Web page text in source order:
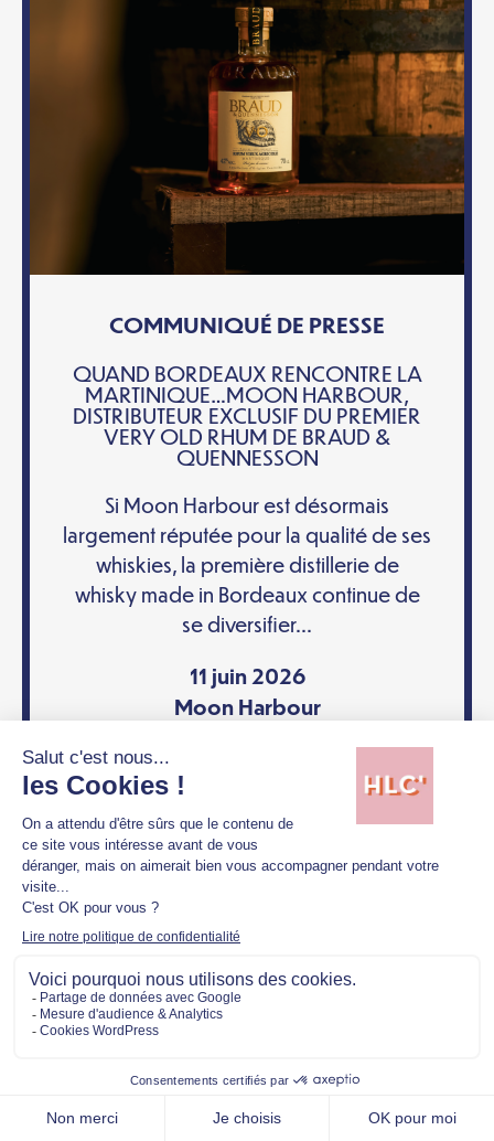
COMMUNIQUÉ DE PRESSE
QUAND BORDEAUX RENCONTRE LA
MARTINIQUE…MOON HARBOUR,
DISTRIBUTEUR EXCLUSIF DU PREMIER
VERY OLD RHUM DE BRAUD &
QUENNESSON
Si Moon Harbour est désormais
largement réputée pour la qualité de ses
whiskies, la première distillerie de
whisky made in Bordeaux continue de
se diversifier...
11 juin 2026
Moon Harbour
EN SAVOIR PLUS